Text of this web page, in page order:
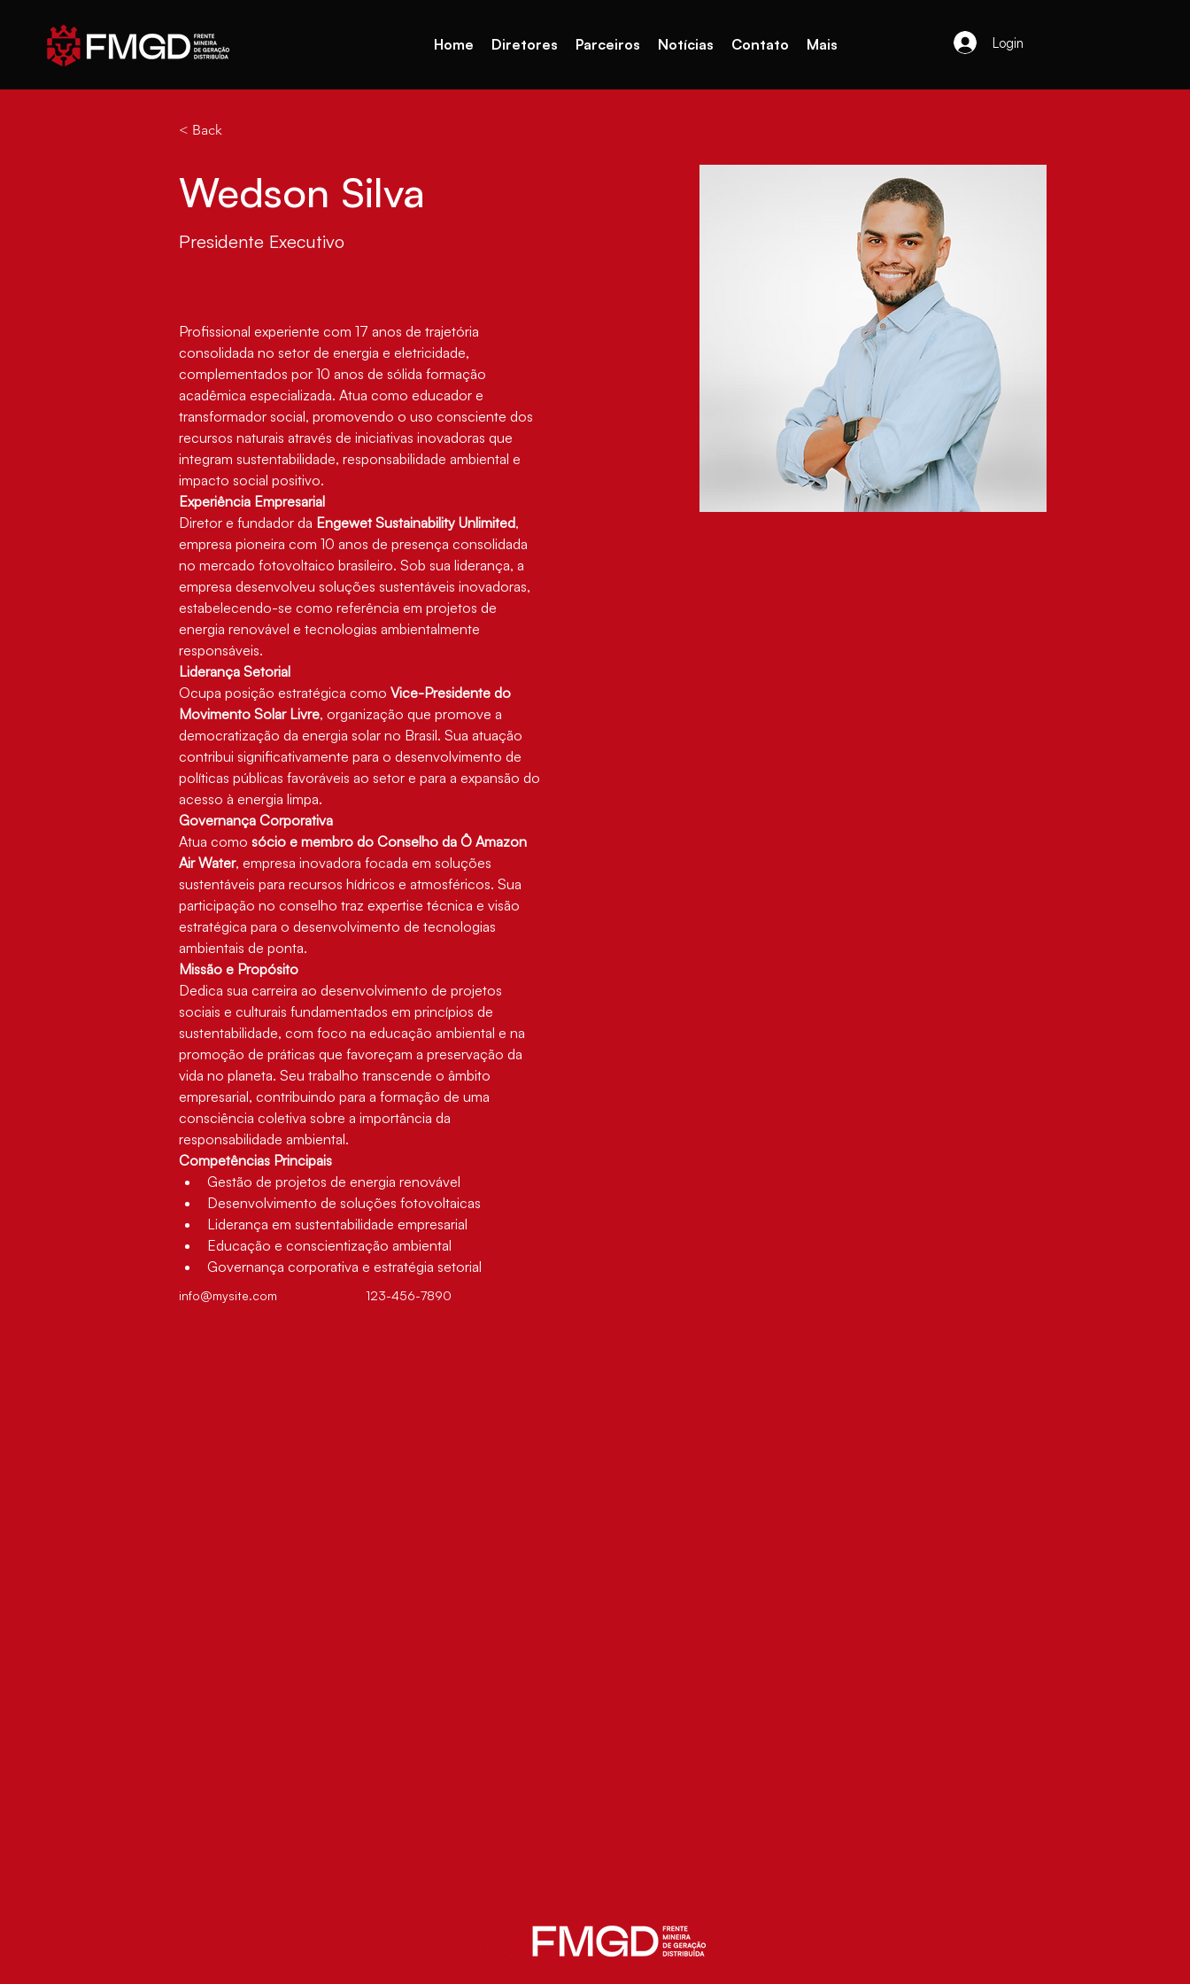
Home Diretores Parceiros Notícias Contato Mais Login
< Back
Wedson Silva
Presidente Executivo
Profissional experiente com 17 anos de trajetória
consolidada no setor de energia e eletricidade,
complementados por 10 anos de sólida formação
acadêmica especializada. Atua como educador e
transformador social, promovendo o uso consciente dos
recursos naturais através de iniciativas inovadoras que
integram sustentabilidade, responsabilidade ambiental e
impacto social positivo.
Experiência Empresarial
Diretor e fundador da Engewet Sustainability Unlimited,
empresa pioneira com 10 anos de presença consolidada
no mercado fotovoltaico brasileiro. Sob sua liderança, a
empresa desenvolveu soluções sustentáveis inovadoras,
estabelecendo-se como referência em projetos de
energia renovável e tecnologias ambientalmente
responsáveis.
Liderança Setorial
Ocupa posição estratégica como Vice-Presidente do
Movimento Solar Livre, organização que promove a
democratização da energia solar no Brasil. Sua atuação
contribui significativamente para o desenvolvimento de
políticas públicas favoráveis ao setor e para a expansão do
acesso à energia limpa.
Governança Corporativa
Atua como sócio e membro do Conselho da Ô Amazon
Air Water, empresa inovadora focada em soluções
sustentáveis para recursos hídricos e atmosféricos. Sua
participação no conselho traz expertise técnica e visão
estratégica para o desenvolvimento de tecnologias
ambientais de ponta.
Missão e Propósito
Dedica sua carreira ao desenvolvimento de projetos
sociais e culturais fundamentados em princípios de
sustentabilidade, com foco na educação ambiental e na
promoção de práticas que favoreçam a preservação da
vida no planeta. Seu trabalho transcende o âmbito
empresarial, contribuindo para a formação de uma
consciência coletiva sobre a importância da
responsabilidade ambiental.
Competências Principais
Gestão de projetos de energia renovável
Desenvolvimento de soluções fotovoltaicas
Liderança em sustentabilidade empresarial
Educação e conscientização ambiental
Governança corporativa e estratégia setorial
info@mysite.com 123-456-7890